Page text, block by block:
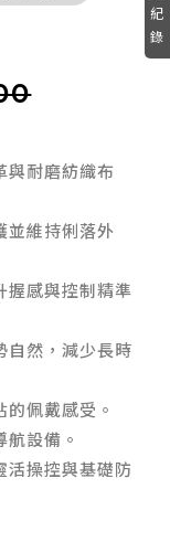
與耐磨紡織布
並維持俐落外
握感與控制精準
自然，減少長時
的佩戴感受。
航設備。
活操控與基礎防
紀
錄